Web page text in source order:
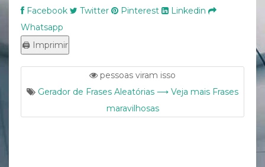
Facebook
Twitter Pinterest
Linkedin
Whatsapp
pessoas viram isso
Gerador de Frases Aleatórias ⟶ Veja mais Frases
maravilhosas